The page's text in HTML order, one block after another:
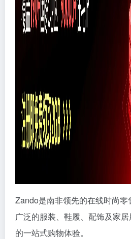
Zando是南非领先的在线时尚
广泛的服装、鞋履、配饰及家
的一站式购物体验。